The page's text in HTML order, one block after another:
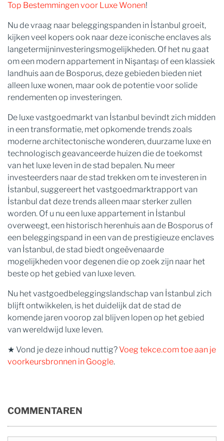
Top Bestemmingen voor Luxe Wonen!
Nu de vraag naar beleggingspanden in İstanbul groeit,
kijken veel kopers ook naar deze iconische enclaves als
langetermijninvesteringsmogelijkheden. Of het nu gaat
om een ​​modern appartement in Nişantaşı of een klassiek
landhuis aan de Bosporus, deze gebieden bieden niet
alleen luxe wonen, maar ook de potentie voor solide
rendementen op investeringen.
De luxe vastgoedmarkt van İstanbul bevindt zich midden
in een transformatie, met opkomende trends zoals
moderne architectonische wonderen, duurzame luxe en
technologisch geavanceerde huizen die de toekomst
van het luxe leven in de stad bepalen. Nu meer
investeerders naar de stad trekken om te investeren in
İstanbul, suggereert het vastgoedmarktrapport van
İstanbul dat deze trends alleen maar sterker zullen
worden. Of u nu een luxe appartement in İstanbul
overweegt, een historisch herenhuis aan de Bosporus of
een beleggingspand in een van de prestigieuze enclaves
van İstanbul, de stad biedt ongeëvenaarde
mogelijkheden voor degenen die op zoek zijn naar het
beste op het gebied van luxe leven.
Nu het vastgoedbeleggingslandschap van İstanbul zich
blijft ontwikkelen, is het duidelijk dat de stad de
komende jaren voorop zal blijven lopen op het gebied
van wereldwijd luxe leven.
★ Vond je deze inhoud nuttig?Voeg tekce.com toe aan je
voorkeursbronnen in Google.
COMMENTAREN